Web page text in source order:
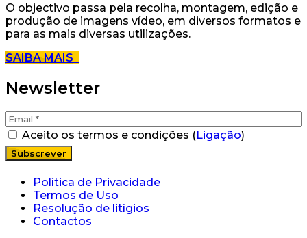
O objectivo passa pela recolha, montagem, edição e
produção de imagens vídeo, em diversos formatos e
para as mais diversas utilizações.
SAIBA MAIS
Newsletter
Aceito os termos e condições (Ligação)
Política de Privacidade
Termos de Uso
Resolução de litígios
Contactos